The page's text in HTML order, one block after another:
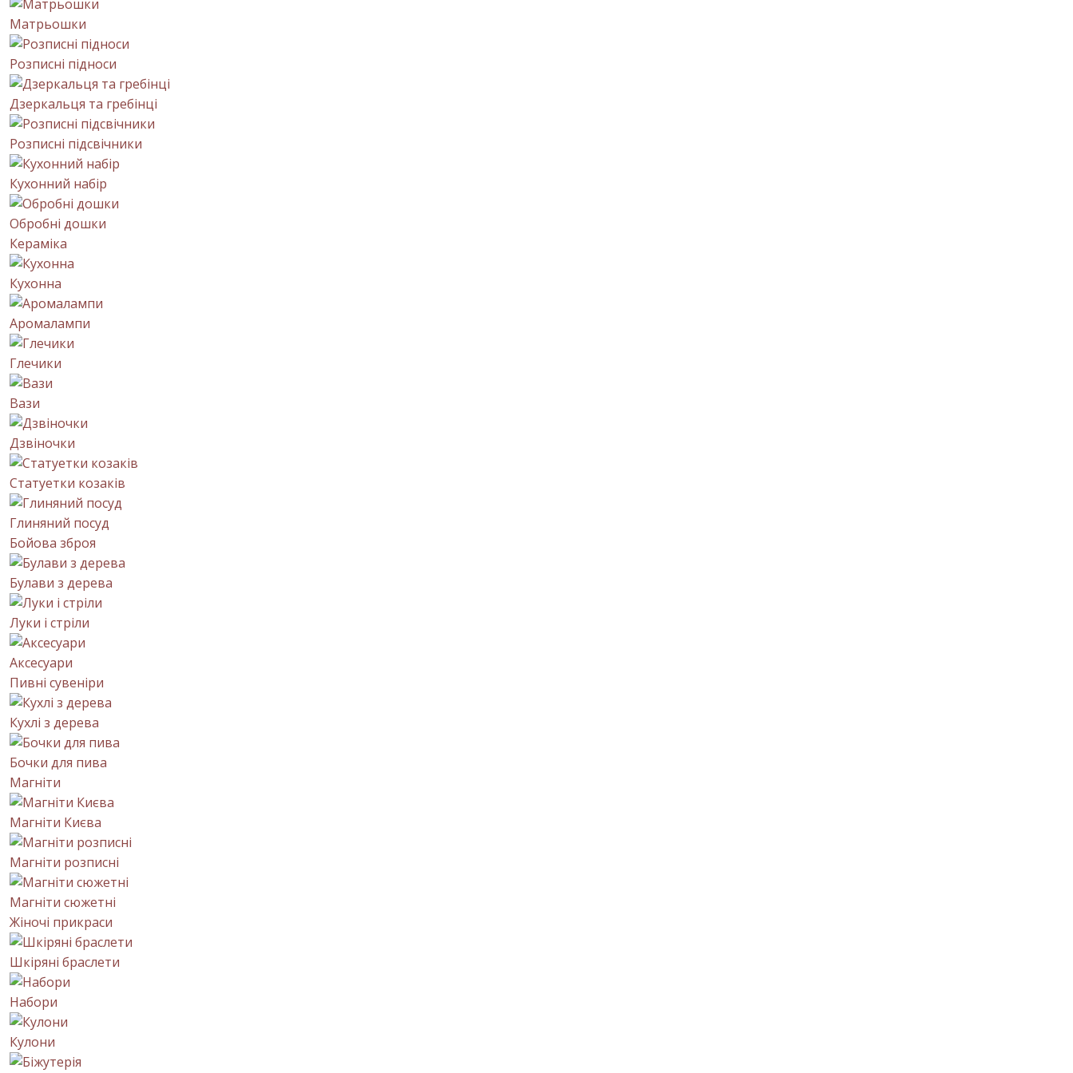
Матрьошки
Розписні підноси
Дзеркальця та гребінці
Розписні підсвічники
Кухонний набір
Обробні дошки
Кераміка
Кухонна
Аромалампи
Глечики
Вази
Дзвіночки
Статуетки козаків
Глиняний посуд
Бойова зброя
Булави з дерева
Луки і стріли
Аксесуари
Пивні сувеніри
Кухлі з дерева
Бочки для пива
Магніти
Магніти Києва
Магніти розписні
Магніти сюжетні
Жіночі прикраси
Шкіряні браслети
Набори
Кулони